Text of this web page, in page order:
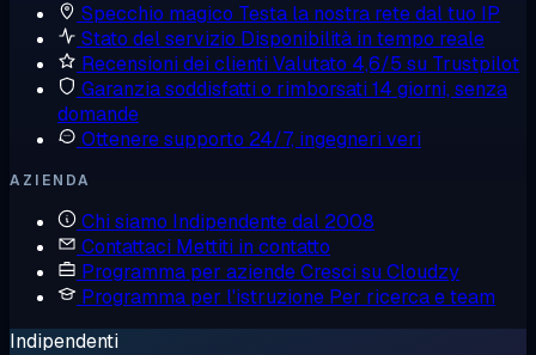
Specchio magico Testa la nostra rete dal tuo IP
Stato del servizio Disponibilità in tempo reale
Recensioni dei clienti Valutato 4,6/5 su Trustpilot
Garanzia soddisfatti o rimborsati 14 giorni, senza
domande
Ottenere supporto 24/7, ingegneri veri
AZIENDA
Chi siamo Indipendente dal 2008
Contattaci Mettiti in contatto
Programma per aziendeCresci su Cloudzy
Programma per l'istruzione Per ricerca e team
Indipendenti